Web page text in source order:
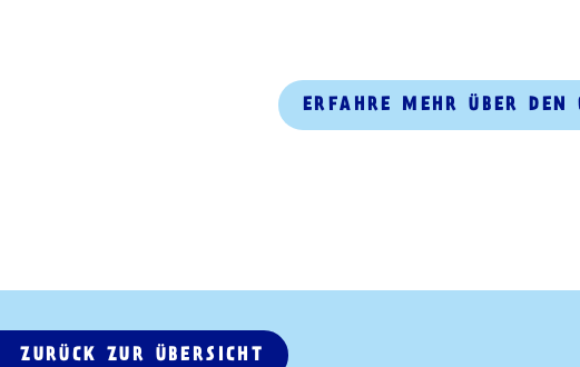
ERFAHRE MEHR ÜBER DEN
ZURÜCK ZUR ÜBERSICHT